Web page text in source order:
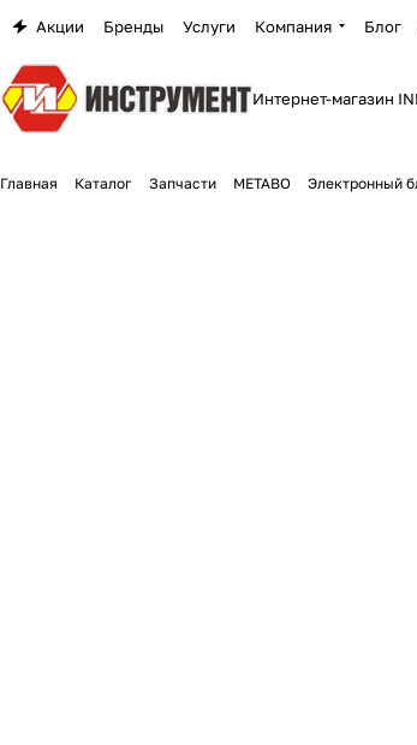
Акции Бренды Услуги Компания Блог
Интернет-магазин
Главная Каталог Запчасти METABO Электронный